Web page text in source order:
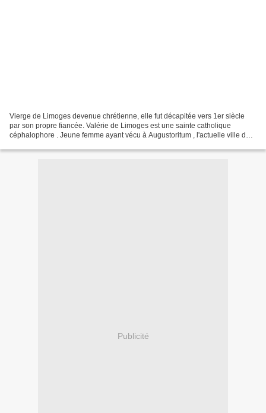
Vierge de Limoges devenue chrétienne, elle fut décapitée vers 1er siècle
par son propre fiancée. Valérie de Limoges est une sainte catholique
céphalophore . Jeune femme ayant vécu à Augustoritum , l'actuelle ville de
Publicité